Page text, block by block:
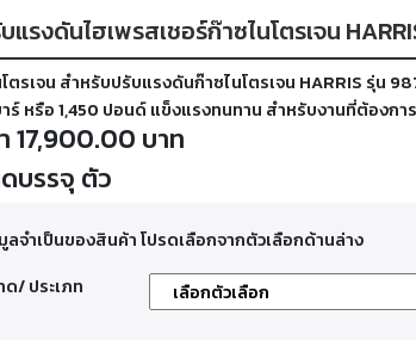
แรงดันไฮเพรสเชอร์ก๊าซไนโตรเจน
โตรเจน สำหรับปรับแรงดันก๊าซไนโตรเจน HARRIS รุ่น
ร์ หรือ 1,450 ปอนด์ แข็งแรงทนทาน สำหรับงานที่ต้องกา
17,900.00 บาท
บรรจุ ตัว
ลจำเป็นของสินค้า โปรดเลือกจากตัวเลือกด้านล่าง
ด/ ประเภท